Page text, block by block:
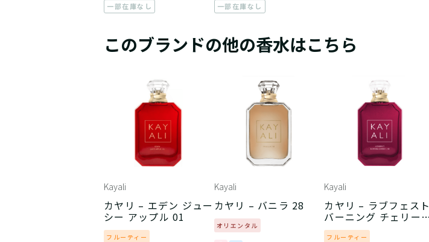
一部在庫なし 一部在庫なし
このブランドの他の香水はこちら
Kayali
カヤリ – エデン ジュー
シー アップル 01
フルーティー
Kayali
カヤリ – バニラ 28
オリエンタル
Kayali
カヤリ – ラブフェスト
バーニング チェリー
48
フルーティー